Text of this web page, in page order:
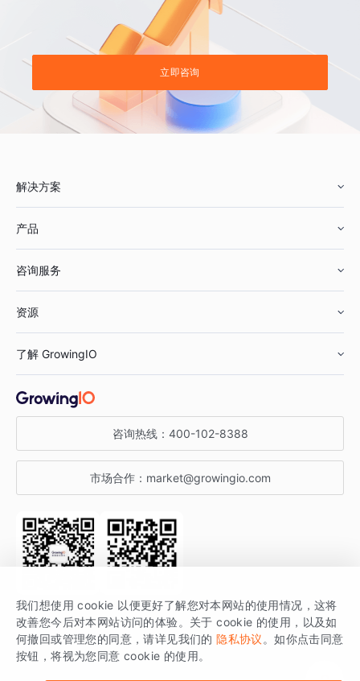
立即咨询
解决方案
鞋服行业
汽车行业
金融行业
产品
智能运营
获客分析
咨询服务
资源
增长公开课
增长博客
开发者文档
SDK 文档
场景指南
了解 GrowingIO
关于 GrowingIO
增长大会
行业活动
咨询热线： 400-102-8388
市场合作： market@growingio.com
关注公众号 获取更多干货
GrowingIO 是专注于数据智能分析与增长的品牌，核心平台为 GrowingIO
分析云。
我们想使用 cookie 以便更好了解您对本网站的使用情况，这将
改善您今后对本网站访问的体验。关于 cookie 的使用，以及如
何撤回或管理您的同意，请详见我们的 隐私协议 。如你点击同意
按钮，将视为您同意 cookie 的使用。